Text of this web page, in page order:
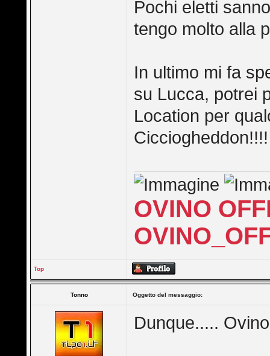
Pochi eletti
tengo molto alla
In ultimo mi fa
su Lucca, potrei
Location per
Cicciogheddon!!!!
OVINO
Top
Tonno Oggetto del messaggio:
Dunque.....